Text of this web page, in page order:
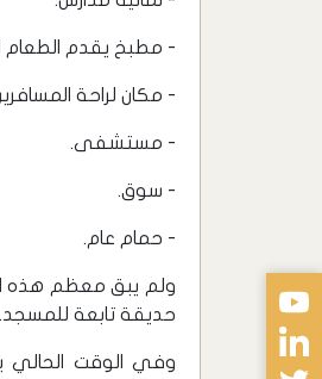
- مطبخ يقدم الطعام
- مكان لراحة
- مستشفى.
- سوق.
- حمام عام.
ولم يبق معظم هذه
حديقة تابعة للمسجد.
وفي الوقت الحالي